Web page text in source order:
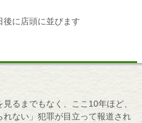
に店頭に並びます
るまでもなく、ここ10年ほど、
ない」犯罪が目立って報道され